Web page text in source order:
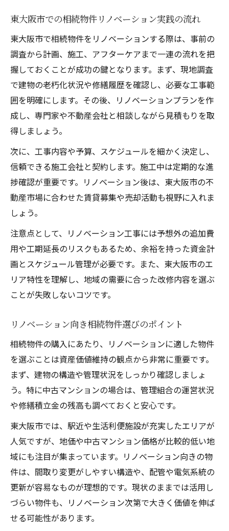
東大阪市での相続物件リノベーション実践の流れ
東大阪市で相続物件をリノベーションする際は、事前の
調査から計画、施工、アフターケアまで一連の流れを把
握しておくことが成功の鍵となります。まず、現地調査
で建物の老朽化状況や修繕履歴を確認し、必要な工事範
囲を明確にします。その後、リノベーションプランを作
成し、専門家や不動産会社と相談しながら見積もりを取
得しましょう。
次に、工事内容や予算、スケジュールを細かく決定し、
信頼できる施工会社と契約します。施工中は定期的な進
捗確認が重要です。リノベーション後は、東大阪市の不
動産市場に合わせた賃貸募集や売却活動も視野に入れま
しょう。
注意点として、リノベーション工事には予想外の追加費
用や工期延長のリスクもあるため、余裕を持った資金計
画とスケジュール管理が必要です。また、東大阪市のエ
リア特性を理解し、地域の需要に合った改修内容を選ぶ
ことが失敗しないコツです。
リノベーション向き相続物件選びのポイント
相続物件の購入にあたり、リノベーションに適した物件
を選ぶことは資産価値維持の観点から非常に重要です。
まず、建物の構造や管理状況をしっかり確認しましょ
う。特に中古マンションの場合は、管理組合の運営状況
や修繕積立金の残高も調べておくと安心です。
東大阪市では、駅近や生活利便施設が充実したエリアが
人気ですが、地価や中古マンション価格が比較的低い地
域にも注目が集まっています。リノベーション向きの物
件は、間取り変更がしやすい構造や、配管や電気系統の
更新が容易なものが理想的です。現状のままでは活用し
づらい物件も、リノベーション次第で大きく価値を伸ば
せる可能性があります。